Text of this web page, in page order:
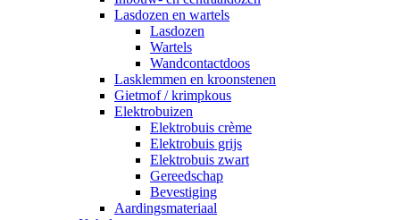
Lasdozen en wartels
Lasdozen
Wartels
Wandcontactdoos
Lasklemmen en kroonstenen
Gietmof / krimpkous
Elektrobuizen
Elektrobuis crème
Elektrobuis grijs
Elektrobuis zwart
Gereedschap
Bevestiging
Aardingsmateriaal